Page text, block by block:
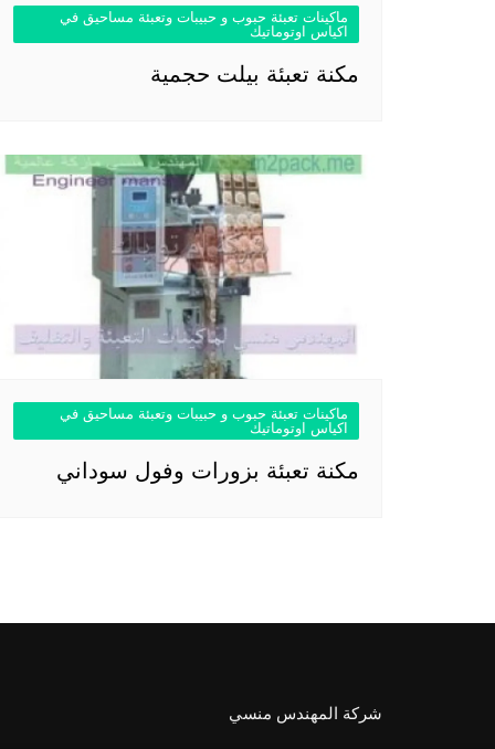
ماكينات تعبئة حبوب و حبيبات وتعبئة مساحيق في
اكياس اوتوماتيك
مكنة تعبئة بيلت حجمية
ماكينات تعبئة حبوب و حبيبات وتعبئة مساحيق في
اكياس اوتوماتيك
مكنة تعبئة بزورات وفول سوداني
شركة المهندس منسي